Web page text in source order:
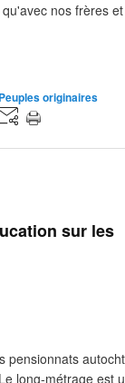
nos frères
originaires
sur les
pensionnats
long-métrage est